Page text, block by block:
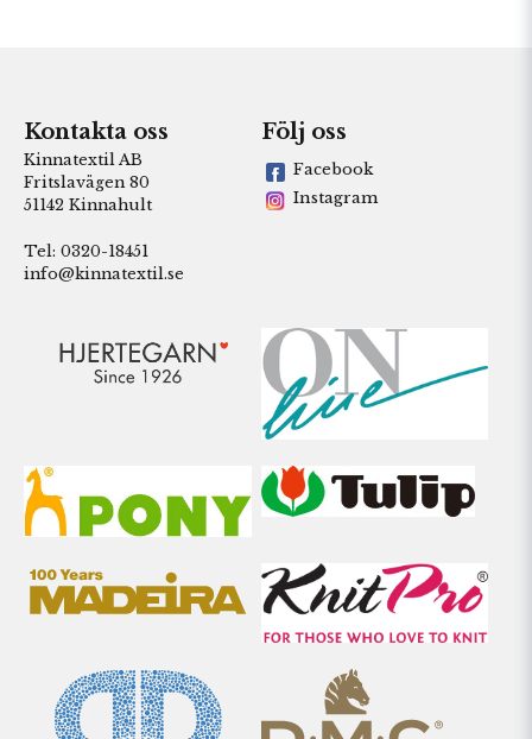
Kontakta oss
Kinnatextil AB
Fritslavägen 80
51142 Kinnahult
Tel: 0320-18451
info@kinnatextil.se
Följ oss
Facebook
Instagram